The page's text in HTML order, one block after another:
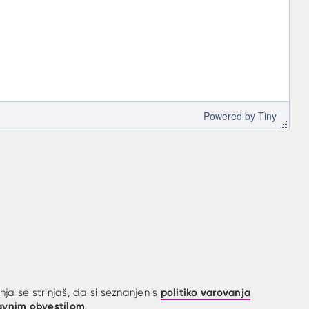
Powered by Tiny
se strinjaš, da si seznanjen s politiko varovanja
obvestilom.